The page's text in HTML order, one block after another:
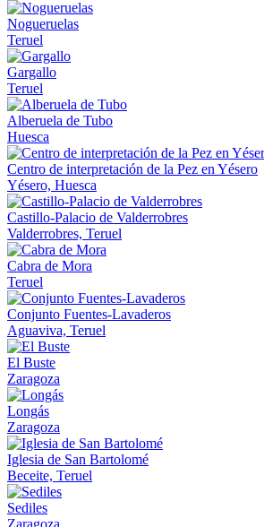
Nogueruelas
Teruel
Gargallo
Teruel
Alberuela de Tubo
Huesca
Centro de interpretación de la Pez en Yésero
Yésero, Huesca
Castillo-Palacio de Valderrobres
Valderrobres, Teruel
Cabra de Mora
Teruel
Conjunto Fuentes-Lavaderos
Aguaviva, Teruel
El Buste
Zaragoza
Longás
Zaragoza
Iglesia de San Bartolomé
Beceite, Teruel
Sediles
Zaragoza